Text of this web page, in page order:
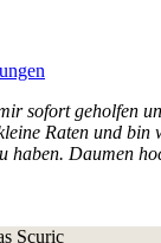
sofort geholfen
Raten und
haben. Daumen